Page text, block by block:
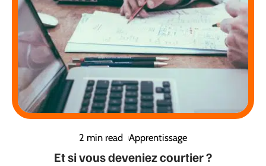
2 min read Apprentissage
Et si vous deveniez courtier ?